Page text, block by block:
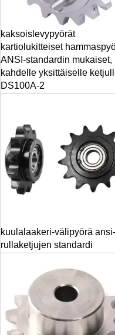
kaksoislevypyörät
kartiolukitteiset
ANSI-standardin mukaiset,
kahdelle yksittäiselle
DS100A-2
kuulalaakeri-välipyörä ansi-
rullaketjujen standardi